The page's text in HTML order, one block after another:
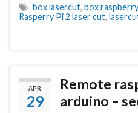
box lasercut, box raspberry
Rasperry Pi 2 laser cut,
APR
29
Remote
arduino –